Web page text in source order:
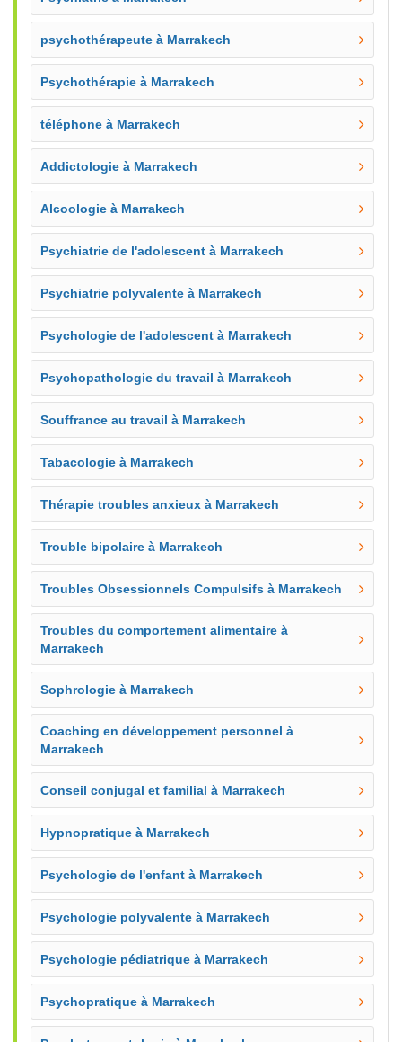
psychothérapeute à Marrakech
Psychothérapie à Marrakech
téléphone à Marrakech
Addictologie à Marrakech
Alcoologie à Marrakech
Psychiatrie de l'adolescent à Marrakech
Psychiatrie polyvalente à Marrakech
Psychologie de l'adolescent à Marrakech
Psychopathologie du travail à Marrakech
Souffrance au travail à Marrakech
Tabacologie à Marrakech
Thérapie troubles anxieux à Marrakech
Trouble bipolaire à Marrakech
Troubles Obsessionnels Compulsifs à Marrakech
Troubles du comportement alimentaire à
Marrakech
Sophrologie à Marrakech
Coaching en développement personnel à
Marrakech
Conseil conjugal et familial à Marrakech
Hypnopratique à Marrakech
Psychologie de l'enfant à Marrakech
Psychologie polyvalente à Marrakech
Psychologie pédiatrique à Marrakech
Psychopratique à Marrakech